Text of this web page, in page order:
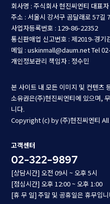
회사명 : 주식회사 현진씨엔티 대표
주소 : 서울시 강서구 곰달래로 57길 7
사업자등록번호 : 129-86-22352
통신판매업 신고번호 : 제2019-경기
메일 : uskinmall@daum.netTel
개인정보관리 책임자 : 정수민
본 사이트 내 모든 이미지 및 컨텐츠
소유권은(주)현진씨엔티에 있으며,
니다.
Copyright (c) by (주)현진씨엔티
고객센터
02-322-9897
[상담시간] 오전 09시 ~ 오후 5시
[점심시간] 오후 12:00 ~ 오후 1:00
[휴 무 일] 주말 및 공휴일은 휴무입니